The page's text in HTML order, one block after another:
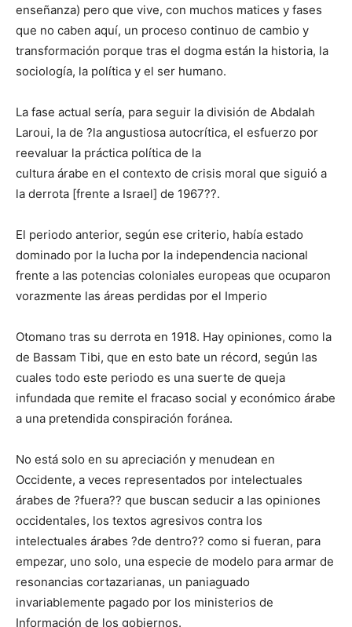
enseñanza) pero que vive, con muchos matices y fases
que no caben aquí, un proceso continuo de cambio y
transformación porque tras el dogma están la historia, la
sociología, la política y el ser humano.
La fase actual sería, para seguir la división de Abdalah
Laroui, la de ?la angustiosa autocrítica, el esfuerzo por
reevaluar la práctica política de la
cultura árabe en el contexto de crisis moral que siguió a
la derrota [frente a Israel] de 1967??.
El periodo anterior, según ese criterio, había estado
dominado por la lucha por la independencia nacional
frente a las potencias coloniales europeas que ocuparon
vorazmente las áreas perdidas por el Imperio
Otomano tras su derrota en 1918. Hay opiniones, como la
de Bassam Tibi, que en esto bate un récord, según las
cuales todo este periodo es una suerte de queja
infundada que remite el fracaso social y económico árabe
a una pretendida conspiración foránea.
No está solo en su apreciación y menudean en
Occidente, a veces representados por intelectuales
árabes de ?fuera?? que buscan seducir a las opiniones
occidentales, los textos agresivos contra los
intelectuales árabes ?de dentro?? como si fueran, para
empezar, uno solo, una especie de modelo para armar de
resonancias cortazarianas, un paniaguado
invariablemente pagado por los ministerios de
Información de los gobiernos.